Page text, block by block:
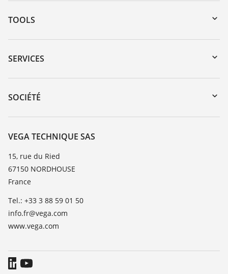
TOOLS
Téléchargements
Recherche par numéro de série
DTM Collection/PACTware
SERVICES
Retour d'appareil
Formations
Liste de compatibilité chimique
TeamViewer
SOCIÉTÉ
Carrière
À propos de VEGA
Contact
News
Blog
VEGA TECHNIQUE SAS
15, rue du Ried
67150 NORDHOUSE
France
Tel.: +33 3 88 59 01 50
info.fr@vega.com
www.vega.com